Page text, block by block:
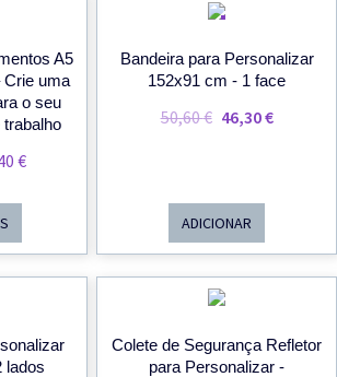
A5
Crie uma
o seu
€Price
33,40 €
Bandeira para Personalizar
152x91 cm - 1 face
50,60€ O
Era:
50,60 €.
46,30€O
ADICIONAR
lados
Colete de Segurança Refletor
para Personalizar -